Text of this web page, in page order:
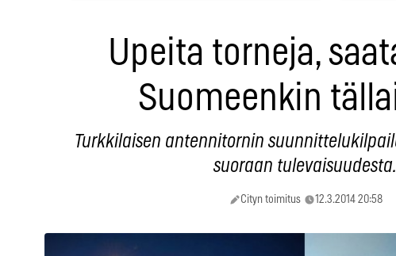
Upeita torneja,
Suomeenkin
Turkkilaisen antennitornin
suoraan tulevaisuudesta.
Cityn toimitus 12.3.2014 20:58